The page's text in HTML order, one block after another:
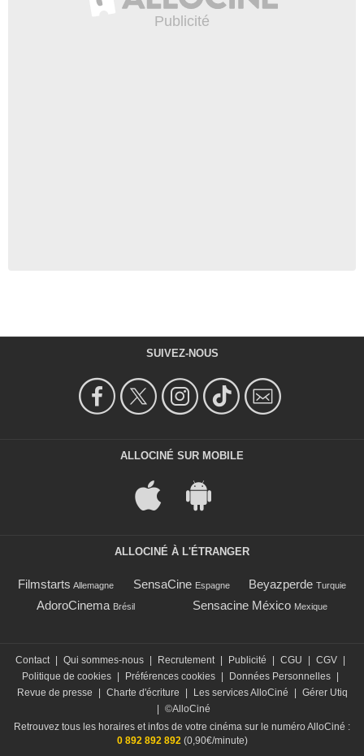
SUIVEZ-NOUS
ALLOCINÉ SUR MOBILE
ALLOCINÉ À L'ÉTRANGER
Filmstarts Allemagne SensaCine Espagne Beyazperde Turquie
AdoroCinema Brésil Sensacine México Mexique
Contact Qui sommes-nous Recrutement Publicité CGU CGV
Politique de cookies
Préférences cookies Données Personnelles
Revue de presse
Charte d'écriture Les services AlloCiné
Gérer Utiq
©AlloCiné
Retrouvez tous les horaires et infos de votre cinéma sur le numéro AlloCiné :
0 892 892 892(0,90€/minute)